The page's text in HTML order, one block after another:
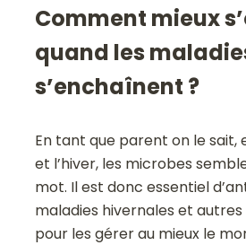
Comment mieux
quand les
s’enchaînent ?
En tant que parent on le sait,
et l’hiver, les microbes
mot. Il est donc essentiel
maladies hivernales et
pour les gérer au mieux le